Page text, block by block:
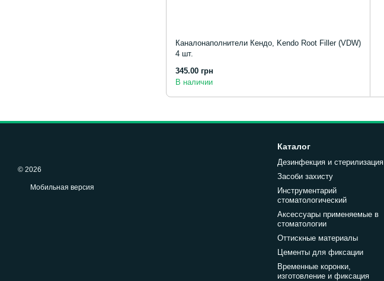
Каналонаполнители Кендо, Kendo Root Filler (VDW)
4 шт.
345.00 грн
В наличии
© 2026
Мобильная версия
Каталог
Дезинфекция и стерилизация
Засоби захисту
Инструментарий
стоматологический
Аксессуары применяемые в
стоматологии
Оттискные материалы
Цементы для фиксации
Временные коронки,
изготовление и фиксация